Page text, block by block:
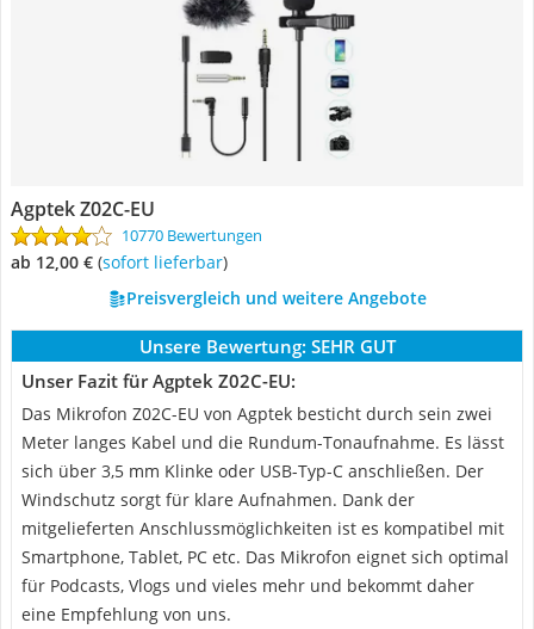
Agptek Z02C-EU
10770 Bewertungen
ab 12,00 € ( Sofort lieferbar)
Preisvergleich und weitere Angebote
Unsere Bewertung: SEHR GUT
Unser Fazit für Agptek Z02C-EU:
Das Mikrofon Z02C-EU von Agptek besticht durch sein zwei
Meter langes Kabel und die Rundum-Tonaufnahme. Es lässt
sich über 3,5 mm Klinke oder USB-Typ-C anschließen. Der
Windschutz sorgt für klare Aufnahmen. Dank der
mitgelieferten Anschlussmöglichkeiten ist es kompatibel mit
Smartphone, Tablet, PC etc. Das Mikrofon eignet sich optimal
für Podcasts, Vlogs und vieles mehr und bekommt daher
eine Empfehlung von uns.